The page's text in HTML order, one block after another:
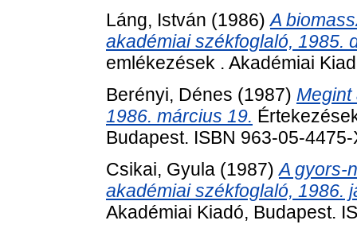
Láng, István (1986)A
akadémiai székfoglaló, 1985.
emlékezések . Akadémiai
Berényi, Dénes (1987)
1986. március 19.
Budapest. ISBN 963-05-4475-
Csikai, Gyula (1987)A gyors-
akadémiai székfoglaló, 1986.
Akadémiai Kiadó, Budapest.